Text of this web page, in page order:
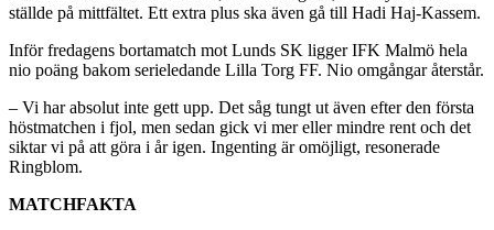
ställde på mittfältet. Ett extra plus ska även gå till Hadi Haj-Kassem.
Inför fredagens bortamatch mot Lunds SK ligger IFK Malmö hela
nio poäng bakom serieledande Lilla Torg FF. Nio omgångar återstår.
– Vi har absolut inte gett upp. Det såg tungt ut även efter den första
höstmatchen i fjol, men sedan gick vi mer eller mindre rent och det
siktar vi på att göra i år igen. Ingenting är omöjligt, resonerade
Ringblom.
MATCHFAKTA